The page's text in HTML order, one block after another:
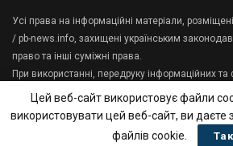
Усі права на інформаційні матеріали,
/ pb-news.info, захищені українським
право та інші суміжні права.
При використанні, передруку інформаційних та
сайту, гіперпосилання на «Правий берег» має
tenews.te.ua@gmail.com
Цей веб-сайт використовує файли
використовувати цей веб-сайт, ви даєте
файлів cookie.
Так